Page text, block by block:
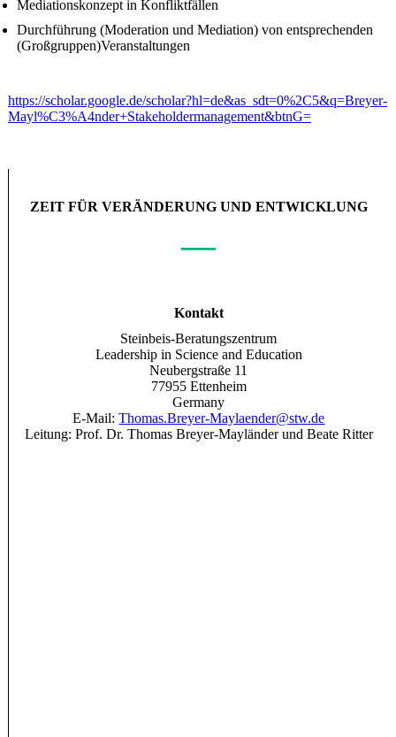
Mediationskonzept in Konfliktfällen
Durchführung (Moderation und Mediation) von entsprechenden
(Großgruppen)Veranstaltungen
https://scholar.google.de/scholar?hl=de&as_sdt=0%2C5&q=Breyer-
Mayl%C3%A4nder+Stakeholdermanagement&btnG=
ZEIT FÜR VERÄNDERUNG UND ENTWICKLUNG
—
Kontakt
Steinbeis-Beratungszentrum
Leadership in Science and Education
Neubergstraße 11
77955 Ettenheim
Germany
E-Mail:Thomas.Breyer-Maylaender@stw.de
Leitung: Prof. Dr. Thomas Breyer-Mayländer und Beate Ritter